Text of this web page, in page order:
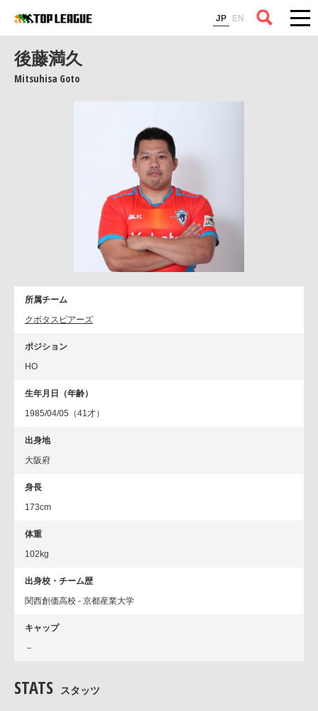
JP EN
コラム
後藤満久
Mitsuhisa Goto
所属チーム
クボタスピアーズ
ポジション
HO
生年月日（年齢）
1985/04/05（41才）
出身地
大阪府
身長
173cm
体重
102kg
出身校・チーム歴
関西創価高校 - 京都産業大学
キャップ
－
STATS スタッツ